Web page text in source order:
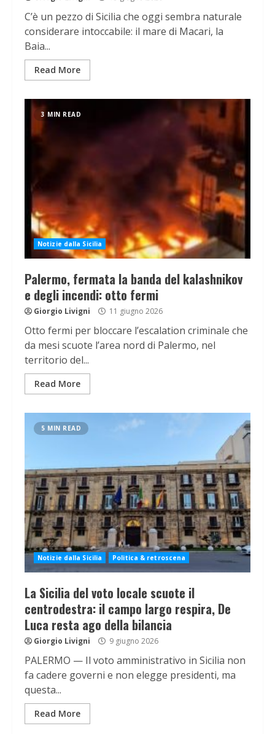
C’è un pezzo di Sicilia che oggi sembra naturale
considerare intoccabile: il mare di Macari, la
Baia...
Read More
3 MIN READ
Notizie dalla Sicilia
Palermo, fermata la banda del kalashnikov
e degli incendi: otto fermi
Giorgio Livigni 11 giugno 2026
Otto fermi per bloccare l’escalation criminale che
da mesi scuote l’area nord di Palermo, nel
territorio del...
Read More
5 MIN READ
Notizie dalla Sicilia Politica & retroscena
La Sicilia del voto locale scuote il
centrodestra: il campo largo respira, De
Luca resta ago della bilancia
Giorgio Livigni 9 giugno 2026
PALERMO — Il voto amministrativo in Sicilia non
fa cadere governi e non elegge presidenti, ma
questa...
Read More